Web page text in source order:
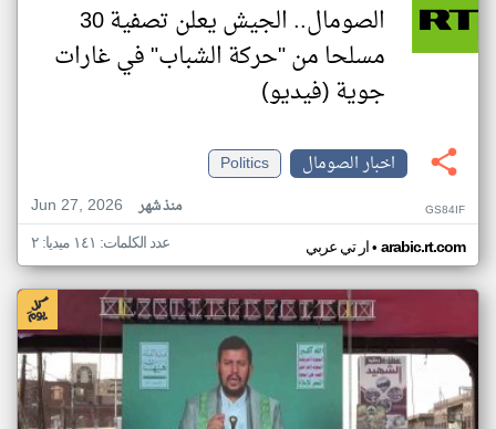
الصومال.. الجيش يعلن تصفية 30
مسلحا من "حركة الشباب" في غارات
جوية (فيديو)
اخبار الصومال
Politics
Jun 27, 2026
منذ شهر GS84IF
ار تي عربي• arabic.rt.com عدد الكلمات: ١٤١ ميديا: ٢